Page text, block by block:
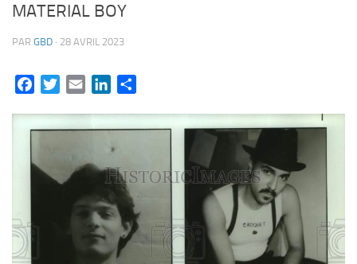
MATERIAL BOY
PAR GBD · 28 AVRIL 2023
FacebookTwitterEmail LinkedIn